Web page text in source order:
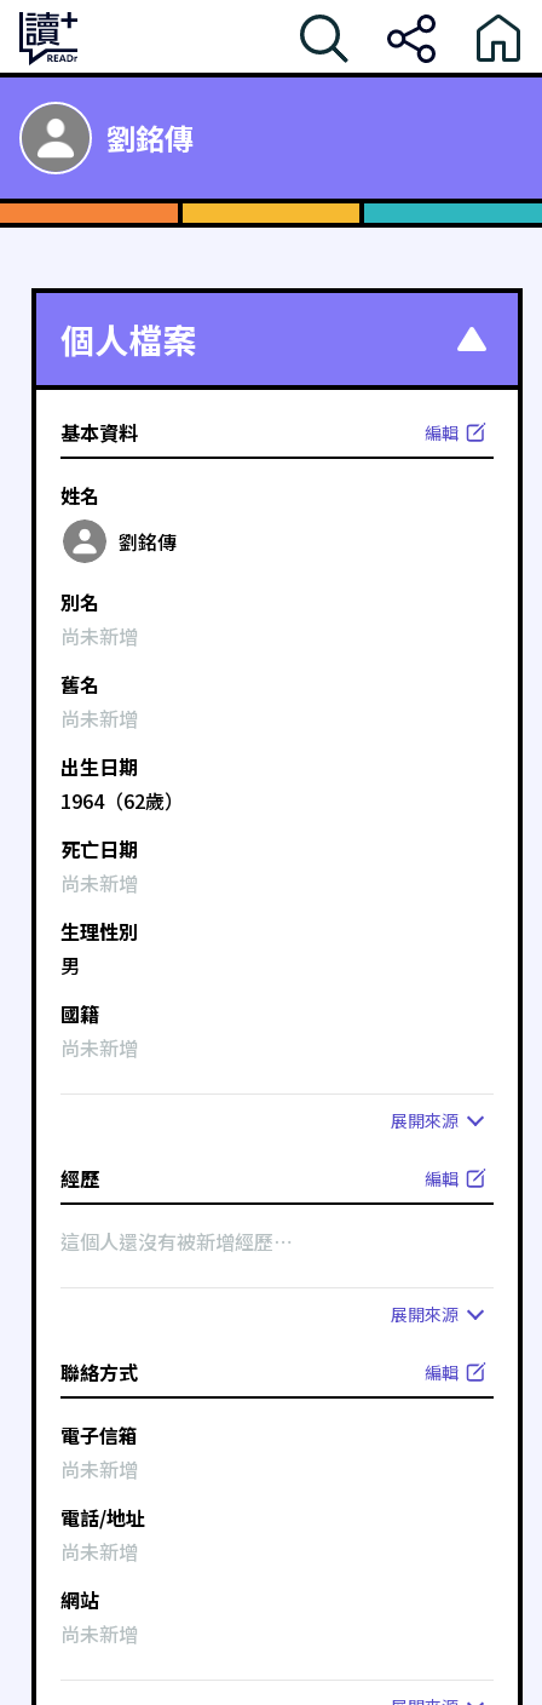
劉銘傳
個人檔案
基本資料 編輯
姓名
劉銘傳
別名
尚未新增
舊名
尚未新增
出生日期
1964（62歲）
死亡日期
尚未新增
生理性別
男
國籍
尚未新增
展開來源
經歷 編輯
這個人還沒有被新增經歷⋯
展開來源
聯絡方式 編輯
電子信箱
尚未新增
電話/地址
尚未新增
網站
尚未新增